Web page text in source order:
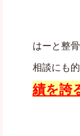
はーと整
相談にも
績を誇